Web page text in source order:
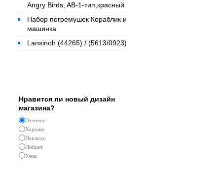
Angry Birds, AB-1-тип,красный
Набор погремушек Кораблик и
машинка
Lansinoh (44265) / (5613/0923)
Нравится ли новый дизайн
магазина?
Отлично
Хорошо
Неплохо
Пойдет
Ужас